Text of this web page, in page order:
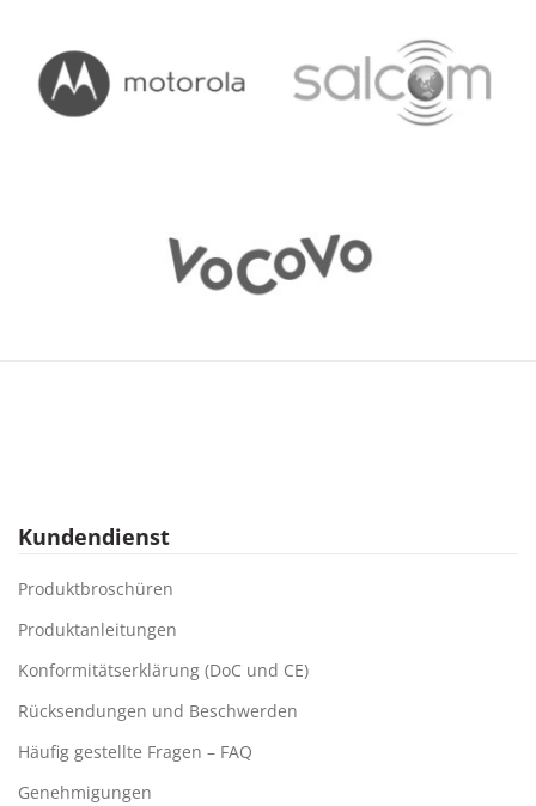
Kundendienst
Produktbroschüren
Produktanleitungen
Konformitätserklärung (DoC und CE)
Rücksendungen und Beschwerden
Häufig gestellte Fragen – FAQ
Genehmigungen